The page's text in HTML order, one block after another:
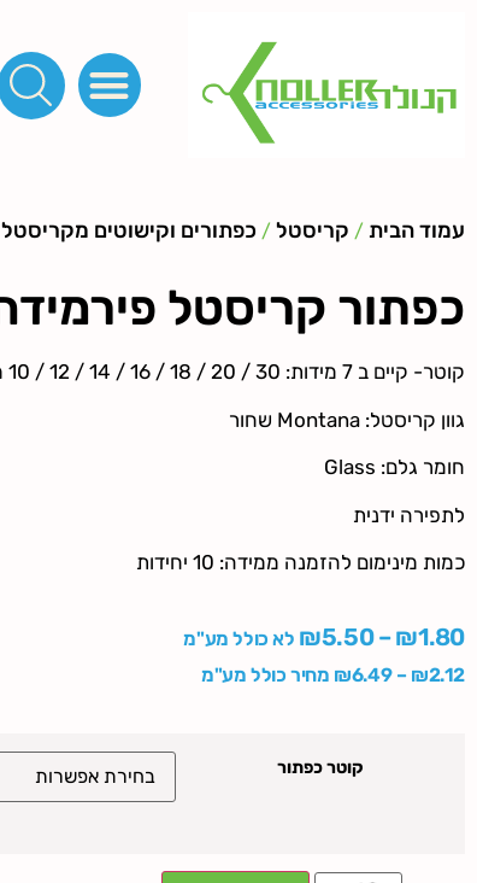
עמוד הבית / קריסטל / כפתורים וקישוטים מקריסטל
כפתור קריסטל
קוטר- קיים ב 7 מידות: 30 / 20 / 18 / 16 / 14 / 12 / 10 מ"מ
גוון קריסטל: Montana שחור
חומר גלם: Glass
לתפירה ידנית
כמות מינימום להזמנה ממידה: 10 יחידות
₪1.80
–
₪5.50
לא כולל מע"מ
₪2.12
–
₪6.49 מחיר כולל מע"מ
קוטר כפתור